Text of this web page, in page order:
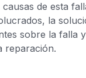
de esta
la
sobre la falla
reparación.